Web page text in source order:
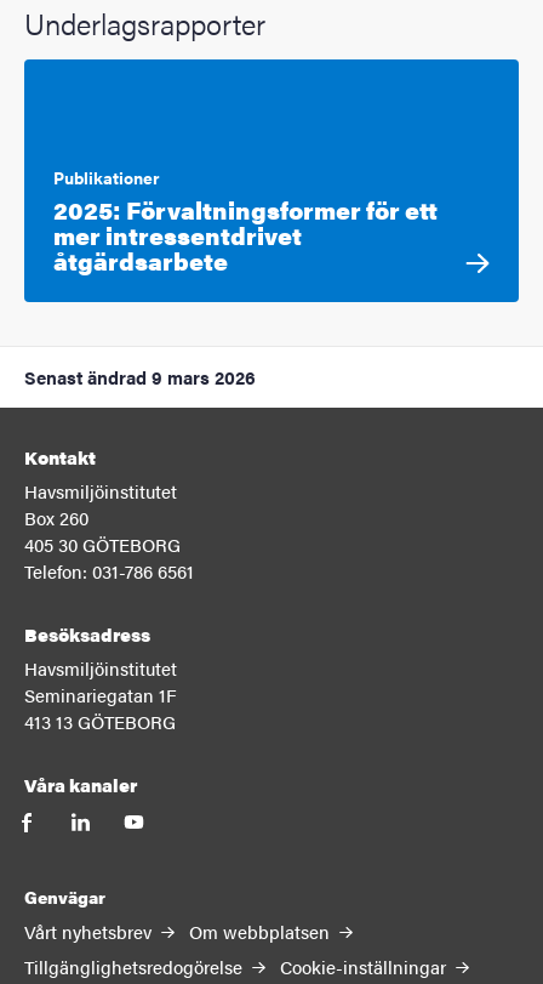
Underlagsrapporter
Publikationer
2025: Förvaltningsformer för ett
mer intressentdrivet
åtgärdsarbete
Senast ändrad 9 mars 2026
Kontakt
Havsmiljöinstitutet
Box 260
405 30 GÖTEBORG
Telefon: 031-786 6561
Besöksadress
Havsmiljöinstitutet
Seminariegatan 1F
413 13 GÖTEBORG
Våra kanaler
facebooklinkedinyoutube
Genvägar
Vårt nyhetsbrev
Om webbplatsen
Tillgänglighetsredogörelse
Cookie-inställningar